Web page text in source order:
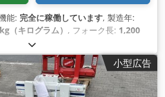
能: 完全に稼働しています, 製造年:
（キログラム） , フォーク長: 1,200
小型広告